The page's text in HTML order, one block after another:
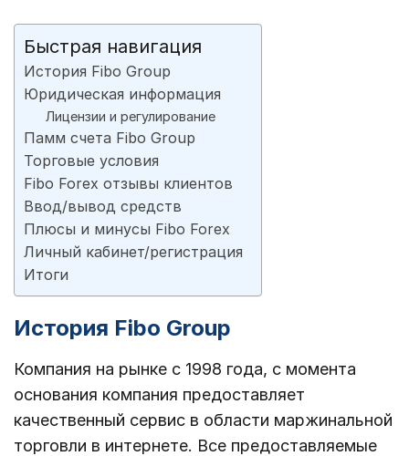
Быстрая навигация
История Fibo Group
Юридическая информация
Лицензии и регулирование
Памм счета Fibo Group
Торговые условия
Fibo Forex отзывы клиентов
Ввод/вывод средств
Плюсы и минусы Fibo Forex
Личный кабинет/регистрация
Итоги
История Fibo Group
Компания на рынке с 1998 года, с момента
основания компания предоставляет
качественный сервис в области маржинальной
торговли в интернете. Все предоставляемые